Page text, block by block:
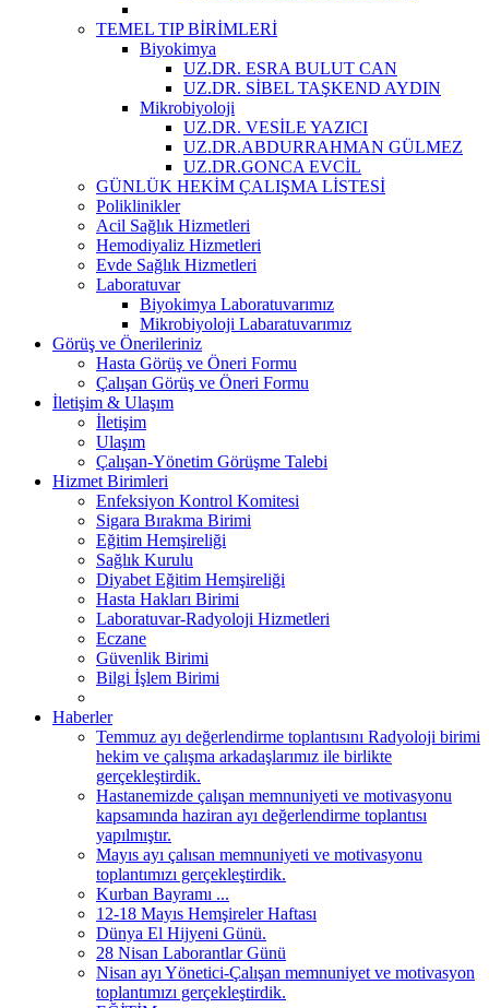
TEMEL TIP BİRİMLERİ
Biyokimya
UZ.DR. ESRA BULUT CAN
UZ.DR. SİBEL TAŞKEND AYDIN
Mikrobiyoloji
UZ.DR. VESİLE YAZICI
UZ.DR.ABDURRAHMAN GÜLMEZ
UZ.DR.GONCA EVCİL
GÜNLÜK HEKİM ÇALIŞMA LİSTESİ
Poliklinikler
Acil Sağlık Hizmetleri
Hemodiyaliz Hizmetleri
Evde Sağlık Hizmetleri
Laboratuvar
Biyokimya Laboratuvarımız
Mikrobiyoloji Labaratuvarımız
Görüş ve Önerileriniz
Hasta Görüş ve Öneri Formu
Çalışan Görüş ve Öneri Formu
İletişim & Ulaşım
İletişim
Ulaşım
Çalışan-Yönetim Görüşme Talebi
Hizmet Birimleri
Enfeksiyon Kontrol Komitesi
Sigara Bırakma Birimi
Eğitim Hemşireliği
Sağlık Kurulu
Diyabet Eğitim Hemşireliği
Hasta Hakları Birimi
Laboratuvar-Radyoloji Hizmetleri
Eczane
Güvenlik Birimi
Bilgi İşlem Birimi
Haberler
Temmuz ayı değerlendirme toplantısını Radyoloji birimi
hekim ve çalışma arkadaşlarımız ile birlikte
gerçekleştirdik.
Hastanemizde çalışan memnuniyeti ve motivasyonu
kapsamında haziran ayı değerlendirme toplantısı
yapılmıştır.
Mayıs ayı çalısan memnuniyeti ve motivasyonu
toplantımızı gerçekleştirdik.
Kurban Bayramı ...
12-18 Mayıs Hemşireler Haftası
Dünya El Hijyeni Günü.
28 Nisan Laborantlar Günü
Nisan ayı Yönetici-Çalışan memnuniyet ve motivasyon
toplantımızı gerçekleştirdik.